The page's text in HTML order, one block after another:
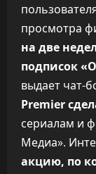
просмотра
на две
подписок
выдает чат-
Premier
сериалам и
Медиа».
акцию, по